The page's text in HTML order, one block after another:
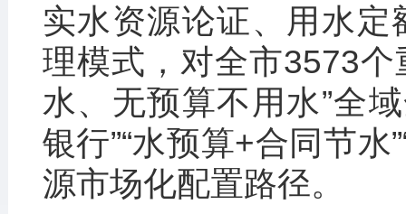
实水资源论证、用水定
理模式，对全市3573
水、无预算不用水”全
银行”“水预算+合同节水
源市场化配置路径。